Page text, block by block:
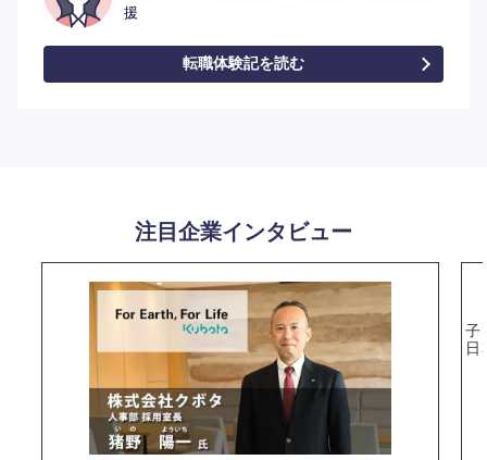
援
転職体験記を読む
注目企業インタビュー
子
日